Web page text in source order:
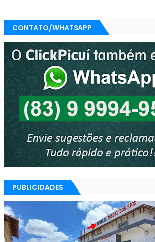
CONTATO/WHATSAPP
PUBLICIDADES